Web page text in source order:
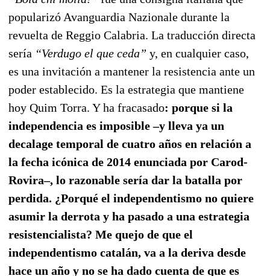
popularizó Avanguardia Nazionale durante la
revuelta de Reggio Calabria. La traducción directa
sería “Verdugo el que ceda” y, en cualquier caso,
es una invitación a mantener la resistencia ante un
poder establecido. Es la estrategia que mantiene
hoy Quim Torra. Y ha fracasado: porque si la
independencia es imposible –y lleva ya un
decalage temporal de cuatro años en relación a
la fecha icónica de 2014 enunciada por Carod-
Rovira–, lo razonable sería dar la batalla por
perdida. ¿Porqué el independentismo no quiere
asumir la derrota y ha pasado a una estrategia
resistencialista? Me quejo de que el
independentismo catalán, va a la deriva desde
hace un año y no se ha dado cuenta de que es